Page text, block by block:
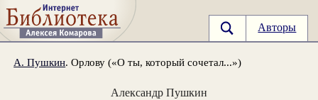
Авторы
А. Пушкин. Орлову («О ты, который сочетал...»)
Александр Пушкин